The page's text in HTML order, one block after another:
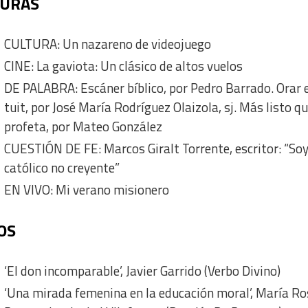
CULTURA: Un nazareno de videojuego
CINE: La gaviota: Un clásico de altos vuelos
DE PALABRA: Escáner bíblico, por Pedro Barrado. Orar
tuit, por José María Rodríguez Olaizola, sj. Más listo
profeta, por Mateo González
CUESTIÓN DE FE: Marcos Giralt Torrente, escritor: “Soy
católico no creyente”
EN VIVO: Mi verano misionero
‘El don incomparable’, Javier Garrido (Verbo Divino)
‘Una mirada femenina en la educación moral’, María